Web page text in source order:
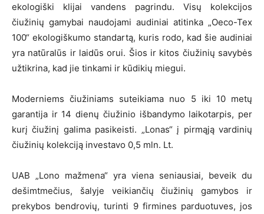
ekologiški klijai vandens pagrindu. Visų kolekcijos
čiužinių gamybai naudojami audiniai atitinka „Oeco-Tex
100“ ekologiškumo standartą, kuris rodo, kad šie audiniai
yra natūralūs ir laidūs orui. Šios ir kitos čiužinių savybės
užtikrina, kad jie tinkami ir kūdikių miegui.
Moderniems čiužiniams suteikiama nuo 5 iki 10 metų
garantija ir 14 dienų čiužinio išbandymo laikotarpis, per
kurį čiužinį galima pasikeisti. „Lonas“ į pirmąją vardinių
čiužinių kolekciją investavo 0,5 mln. Lt.
UAB „Lono mažmena“ yra viena seniausiai, beveik du
dešimtmečius, šalyje veikiančių čiužinių gamybos ir
prekybos bendrovių, turinti 9 firmines parduotuves, jos